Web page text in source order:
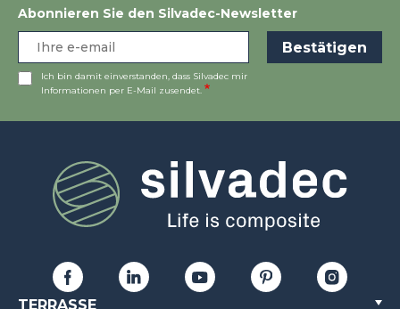
Abonnieren Sie den Silvadec-Newsletter
Ich bin damit einverstanden, dass Silvadec mir
Informationen per E-Mail zusendet.
TERRASSE